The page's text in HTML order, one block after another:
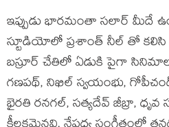
ఇప్పుడు భారమంతా సలార్ మీదే
స్టూడియోలో ప్రశాంత్ నీల్ తో
బస్రూర్ చేతిలో ఏడుకి పైగా
గణపథ్, నిఖిల్ స్వయంభు,
భైరతి రనగల్, సత్యదేవ్ జీబ్రా,